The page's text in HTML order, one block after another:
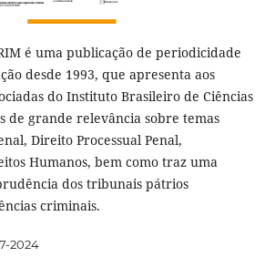
é uma publicação de periodicidade
desde 1993, que apresenta aos
do Instituto Brasileiro de Ciências
de grande relevância sobre temas
Direito Processual Penal,
Humanos, bem como traz uma
dos tribunais pátrios
criminais.
2024